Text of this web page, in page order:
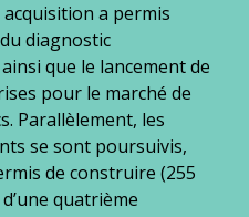
a permis
diagnostic
que le lancement de
pour le marché de
Parallèlement, les
se sont poursuivis,
de construire (255
quatrième